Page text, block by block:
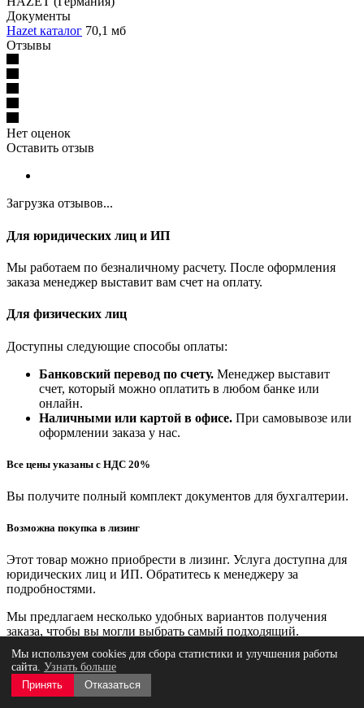
Документы
Hazet каталог 70,1 мб
Отзывы
Нет оценок
Оставить отзыв
Загрузка отзывов...
Для юридических лиц и ИП
Мы работаем по безналичному расчету. После оформления
заказа менеджер выставит вам счет на оплату.
Для физических лиц
Доступны следующие способы оплаты:
Банковский перевод по счету. Менеджер выставит
счет, который можно оплатить в любом банке или
онлайн.
Наличными или картой в офисе. При самовывозе или
оформлении заказа у нас.
Все цены указаны с НДС 20%
Вы получите полный комплект документов для бухгалтерии.
Возможна покупка в лизинг
Этот товар можно приобрести в лизинг. Услуга доступна для
юридических лиц и ИП. Обратитесь к менеджеру за
подробностями.
Мы предлагаем несколько удобных вариантов получения
заказа, чтобы вы могли выбрать самый подходящий.
Самовывоз (бесплатно)
Вы можете забрать заказ с одной из наших площадок,
Мы используем cookies для сбора статистики и улучшения работы
сайта. Узнать больше
Принять
Отказаться